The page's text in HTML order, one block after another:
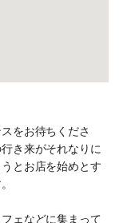
をお待ちくださ
き来がそれなりに
とお店を始めとす
ェなどに集まって